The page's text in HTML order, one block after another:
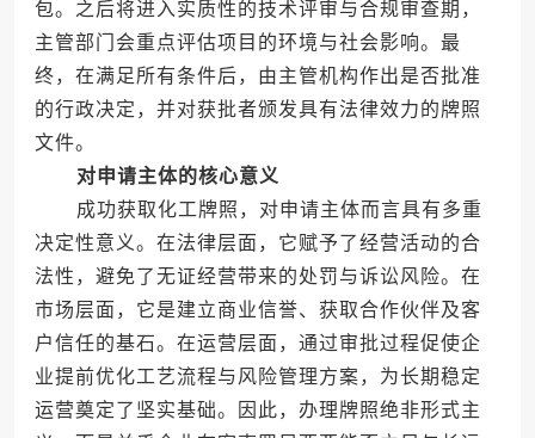
包。之后将进入实质性的技术评审与合规审查期，
主管部门会重点评估项目的环境与社会影响。最
终，在满足所有条件后，由主管机构作出是否批准
的行政决定，并对获批者颁发具有法律效力的牌照
文件。
对申请主体的核心意义
成功获取化工牌照，对申请主体而言具有多重
决定性意义。在法律层面，它赋予了经营活动的合
法性，避免了无证经营带来的处罚与诉讼风险。在
市场层面，它是建立商业信誉、获取合作伙伴及客
户信任的基石。在运营层面，通过审批过程促使企
业提前优化工艺流程与风险管理方案，为长期稳定
运营奠定了坚实基础。因此，办理牌照绝非形式主